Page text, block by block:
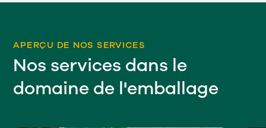
APERÇU DE NOS SERVICES
Nos services dans le
domaine de l'emballage